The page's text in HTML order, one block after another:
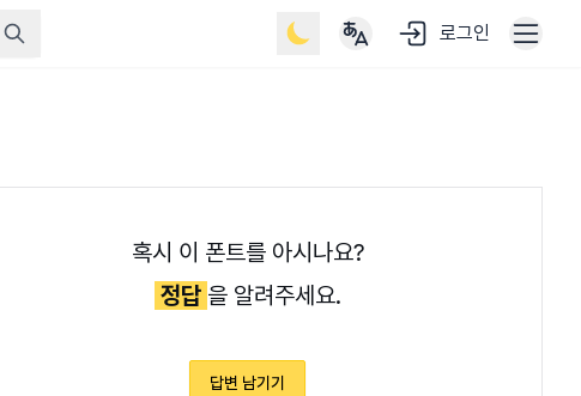
로그인
혹시 이 폰트를 아시나요?
정답 을 알려주세요.
답변 남기기